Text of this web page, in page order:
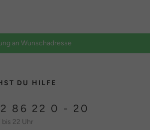
an Wunschadresse
DU HILFE
86 22 0 - 20
bis 22 Uhr